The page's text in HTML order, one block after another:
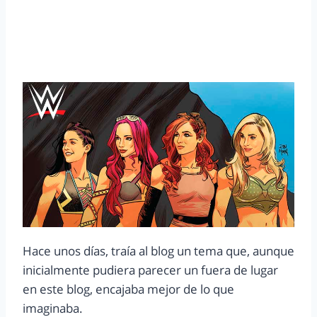
Hace unos días, traía al blog un tema que, aunque
inicialmente pudiera parecer un fuera de lugar
en este blog, encajaba mejor de lo que
imaginaba.